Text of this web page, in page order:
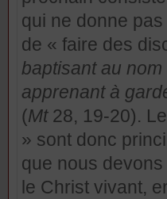
qui ne donne
de « faire des
baptisant au
apprenant à
(Mt28, 19-20).
» sont donc
que nous
le Christ vivant,